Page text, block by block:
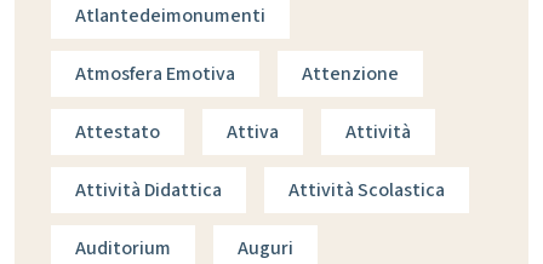
Atlantedeimonumenti
Atmosfera Emotiva Attenzione
Attestato Attiva Attività
Attività Didattica Attività Scolastica
Auditorium Auguri